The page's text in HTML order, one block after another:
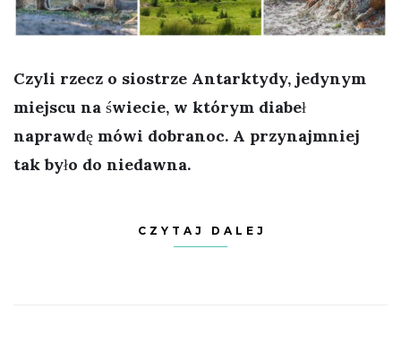
Czyli rzecz o siostrze Antarktydy, jedynym
miejscu na świecie, w którym diabeł
naprawdę mówi dobranoc. A przynajmniej
tak było do niedawna.
CZYTAJ DALEJ